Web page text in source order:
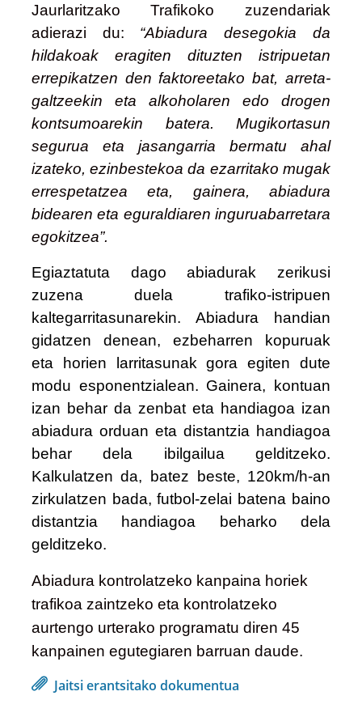
Jaurlaritzako Trafikoko zuzendariak
adierazi du:
“Abiadura desegokia da
hildakoak eragiten dituzten istripuetan
errepikatzen den faktoreetako bat, arreta-
galtzeekin eta alkoholaren edo drogen
kontsumoarekin batera.
Mugikortasun
segurua eta jasangarria bermatu ahal
izateko, ezinbestekoa da ezarritako mugak
errespetatzea eta, gainera, abiadura
bidearen eta eguraldiaren inguruabarretara
egokitzea”.
Egiaztatuta dago abiadurak zerikusi
zuzena duela trafiko-istripuen
kaltegarritasunarekin.
Abiadura handian
gidatzen denean, ezbeharren kopuruak
eta horien larritasunak gora egiten dute
modu esponentzialean. Gainera, kontuan
izan behar da zenbat eta handiagoa izan
abiadura orduan eta distantzia handiagoa
behar dela ibilgailua gelditzeko.
Kalkulatzen da, batez beste, 120km/h-an
zirkulatzen bada, futbol-zelai batena baino
distantzia handiagoa beharko dela
gelditzeko.
Abiadura kontrolatzeko kanpaina horiek
trafikoa zaintzeko eta kontrolatzeko
aurtengo urterako programatu diren 45
kanpainen egutegiaren barruan daude.
Jaitsi erantsitako dokumentua